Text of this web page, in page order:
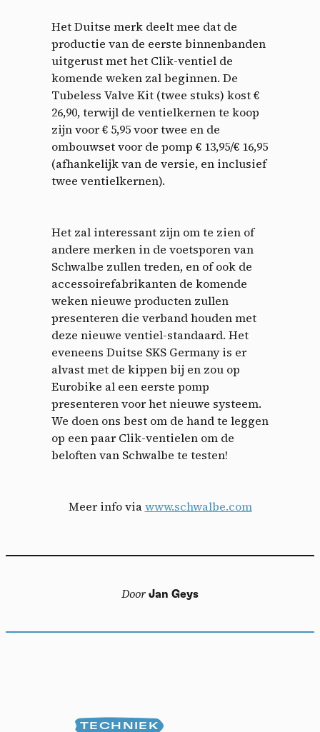
Het Duitse merk deelt mee dat de
productie van de eerste binnenbanden
uitgerust met het Clik-ventiel de
komende weken zal beginnen. De
Tubeless Valve Kit (twee stuks) kost €
26,90, terwijl de ventielkernen te koop
zijn voor € 5,95 voor twee en de
ombouwset voor de pomp € 13,95/€ 16,95
(afhankelijk van de versie, en inclusief
twee ventielkernen).
Het zal interessant zijn om te zien of
andere merken in de voetsporen van
Schwalbe zullen treden, en of ook de
accessoirefabrikanten de komende
weken nieuwe producten zullen
presenteren die verband houden met
deze nieuwe ventiel-standaard. Het
eveneens Duitse SKS Germany is er
alvast met de kippen bij en zou op
Eurobike al een eerste pomp
presenteren voor het nieuwe systeem.
We doen ons best om de hand te leggen
op een paar Clik-ventielen om de
beloften van Schwalbe te testen!
Meer info viawww.schwalbe.com
Door Jan Geys
TECHNIEK